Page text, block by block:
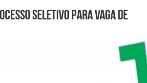
seletivo para vaga de